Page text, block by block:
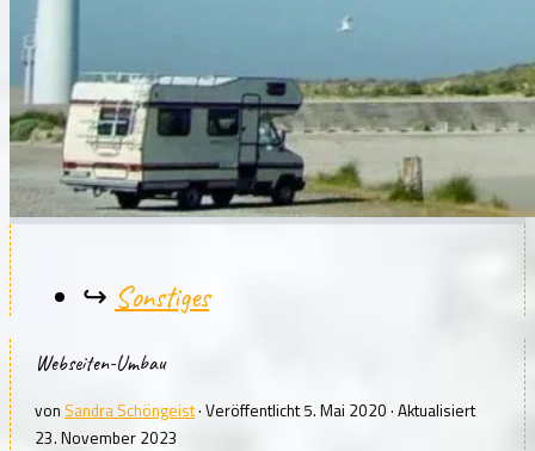
Sonstiges
Webseiten-Umbau
von Sandra Schöngeist· Veröffentlicht5. Mai 2020 · Aktualisiert
23. November 2023